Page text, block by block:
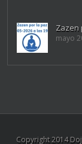
Zazen
mayo
Copyright 2014